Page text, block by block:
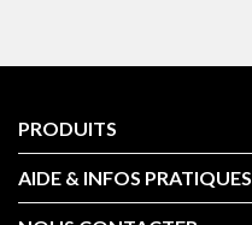
PRODUITS
AIDE & INFOS PRATIQUES